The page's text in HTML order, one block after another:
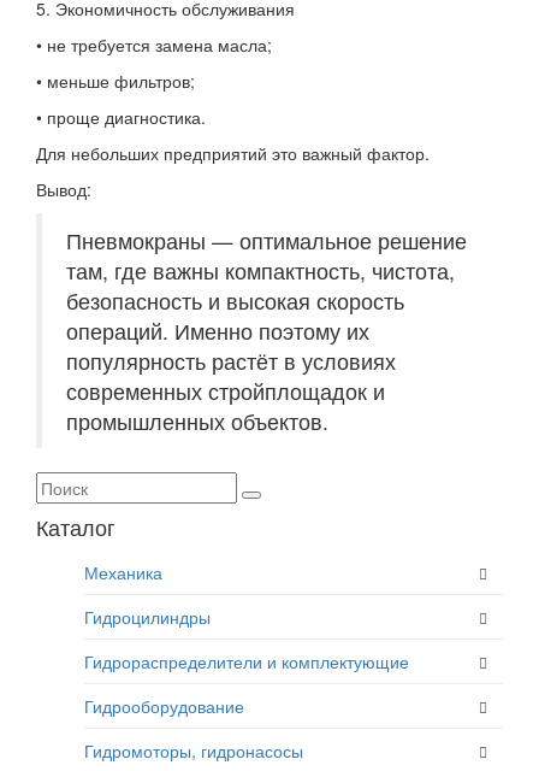
5. Экономичность обслуживания
• не требуется замена масла;
• меньше фильтров;
• проще диагностика.
Для небольших предприятий это важный фактор.
Вывод:
Пневмокраны — оптимальное решение
там, где важны компактность, чистота,
безопасность и высокая скорость
операций. Именно поэтому их
популярность растёт в условиях
современных стройплощадок и
промышленных объектов.
Каталог
Механика
Гидроцилиндры
Гидрораспределители и комплектующие
Гидрооборудование
Гидромоторы, гидронасосы